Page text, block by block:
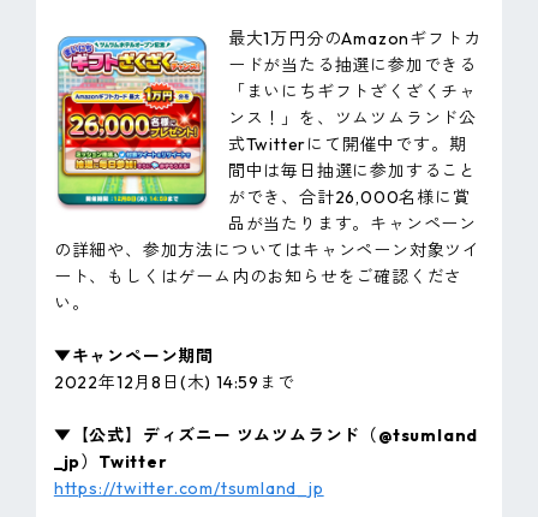
最大1万円分のAmazonギフトカ
ードが当たる抽選に参加できる
「まいにちギフトざくざくチャ
ンス！」を、ツムツムランド公
式Twitterにて開催中です。期
間中は毎日抽選に参加すること
ができ、合計26,000名様に賞
品が当たります。キャンペーン
の詳細や、参加方法についてはキャンペーン対象ツイ
ート、もしくはゲーム内のお知らせをご確認くださ
い。
▼キャンペーン期間
2022年12月8日(木) 14:59まで
▼【公式】ディズニー ツムツムランド（@tsumland
_jp）Twitter
https://twitter.com/tsumland_jp